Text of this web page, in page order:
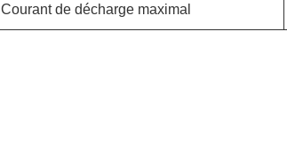
Courant de décharge maximal